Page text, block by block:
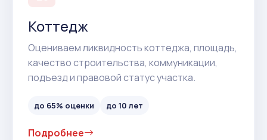
Коттедж
Оцениваем ликвидность коттеджа, площадь,
качество строительства, коммуникации,
подъезд и правовой статус участка.
до 65% оценки до 10 лет
Подробнее